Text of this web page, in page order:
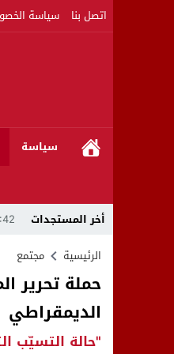
اتصل بنا سياسة
سياسة
أخر المستجدات
الرئيسية مجتمع
حملة تحرير
الديمقراطي
"حالة التسيّب